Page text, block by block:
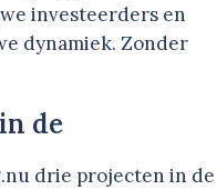
investeerders en
dynamiek. Zonder
de
drie projecten in de